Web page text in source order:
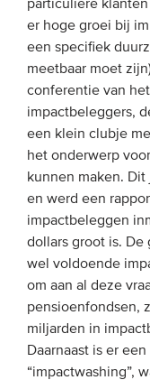
particuliere
er hoge groei bij
een specifiek
meetbaar moet
conferentie van
impactbeleggers,
een klein clubje
het onderwerp
kunnen maken. Dit
en werd een
impactbeleggen
dollars groot is. De
wel voldoende
om aan al deze
pensioenfondsen,
miljarden in
Daarnaast is er
“impactwashing”,